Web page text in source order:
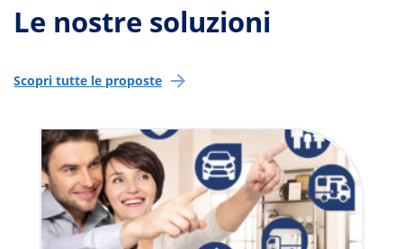
Le nostre soluzioni
Scopri tutte le proposte